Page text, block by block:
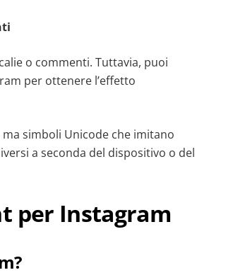
o commenti. Tuttavia, puoi
per ottenere l’effetto
simboli Unicode che imitano
a seconda del dispositivo o del
per Instagram